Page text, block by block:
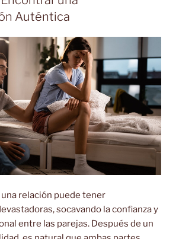
Auténtica
relación puede tener
socavando la confianza y
entre las parejas. Después de un